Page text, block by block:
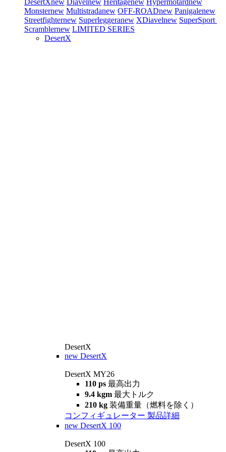
DesertXnew Diavelnew Heritagenew Hypermotardnew
Monsternew Multistradanew OFF-ROADnew Panigalenew
Streetfighternew Superleggeranew XDiavelnew SuperSport
Scramblernew LIMITED SERIES
DesertX
DesertX
new DesertX
DesertX MY26
110 ps 最高出力
9.4 kgm 最大トルク
210 kg 装備重量（燃料を除く）
コンフィギュレーター 製品詳細
new DesertX 100
DesertX 100